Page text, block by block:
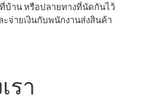
บ้าน หรือปลายทางที่นัดกันไว้
จ่ายเงินกับพนักงานส่งสินค้า
รา